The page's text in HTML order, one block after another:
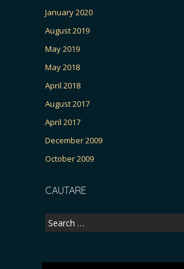
January 2020
August 2019
May 2019
May 2018
April 2018
August 2017
April 2017
December 2009
October 2009
CAUTARE
Search
for: